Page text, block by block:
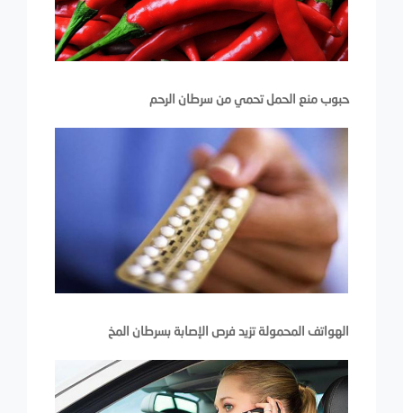
حبوب منع الحمل تحمي من سرطان الرحم
الهواتف المحمولة تزيد فرص الإصابة بسرطان المخ